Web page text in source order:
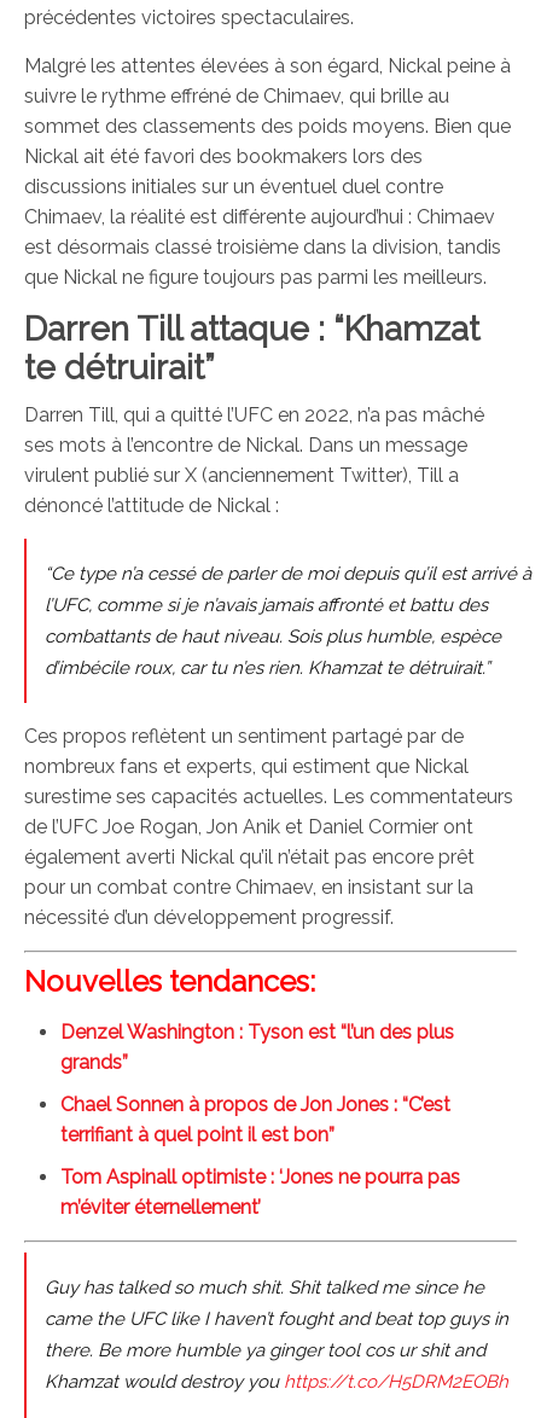
précédentes victoires spectaculaires.
Malgré les attentes élevées à son égard, Nickal peine à
suivre le rythme effréné de Chimaev, qui brille au
sommet des classements des poids moyens. Bien que
Nickal ait été favori des bookmakers lors des
discussions initiales sur un éventuel duel contre
Chimaev, la réalité est différente aujourd’hui : Chimaev
est désormais classé troisième dans la division, tandis
que Nickal ne figure toujours pas parmi les meilleurs.
Darren Till attaque : “Khamzat
te détruirait”
Darren Till, qui a quitté l’UFC en 2022, n’a pas mâché
ses mots à l’encontre de Nickal. Dans un message
virulent publié sur X (anciennement Twitter), Till a
dénoncé l’attitude de Nickal :
“Ce type n’a cessé de parler de moi depuis qu’il est arrivé à
l’UFC, comme si je n’avais jamais affronté et battu des
combattants de haut niveau. Sois plus humble, espèce
d’imbécile roux, car tu n’es rien. Khamzat te détruirait.”
Ces propos reflètent un sentiment partagé par de
nombreux fans et experts, qui estiment que Nickal
surestime ses capacités actuelles. Les commentateurs
de l’UFC Joe Rogan, Jon Anik et Daniel Cormier ont
également averti Nickal qu’il n’était pas encore prêt
pour un combat contre Chimaev, en insistant sur la
nécessité d’un développement progressif.
Nouvelles tendances:
Denzel Washington : Tyson est “l’un des plus
grands”
Chael Sonnen à propos de Jon Jones : “C’est
terrifiant à quel point il est bon”
Tom Aspinall optimiste : ‘Jones ne pourra pas
m’éviter éternellement’
Guy has talked so much shit. Shit talked me since he
came the UFC like I haven’t fought and beat top guys in
there. Be more humble ya ginger tool cos ur shit and
Khamzat would destroy you https://t.co/H5DRM2EOBh